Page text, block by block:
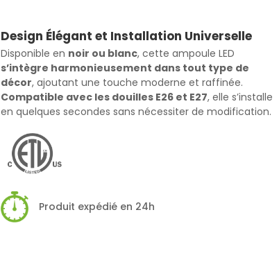
Design Élégant et Installation Universelle
Disponible en noir ou blanc, cette ampoule LED
s’intègre harmonieusement dans tout type de
décor, ajoutant une touche moderne et raffinée.
Compatible avec les douilles E26 et E27, elle s’installe
en quelques secondes sans nécessiter de modification.
Produit expédié en 24h